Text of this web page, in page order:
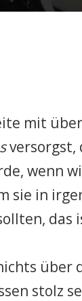
mit
versorgst,
wenn
sie in
das
über
stolz